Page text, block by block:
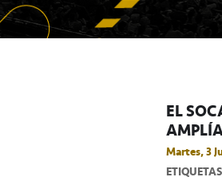
EL
Martes, 3